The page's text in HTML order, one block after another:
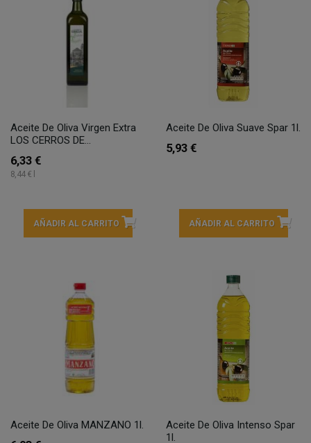
Aceite De Oliva Virgen Extra
LOS CERROS DE...
6,33 €
8,44 € l
AÑADIR AL CARRITO
Aceite De Oliva Suave Spar 1l.
5,93 €
AÑADIR AL CARRITO
Aceite De Oliva MANZANO 1l.
Aceite De Oliva Intenso Spar
1l.